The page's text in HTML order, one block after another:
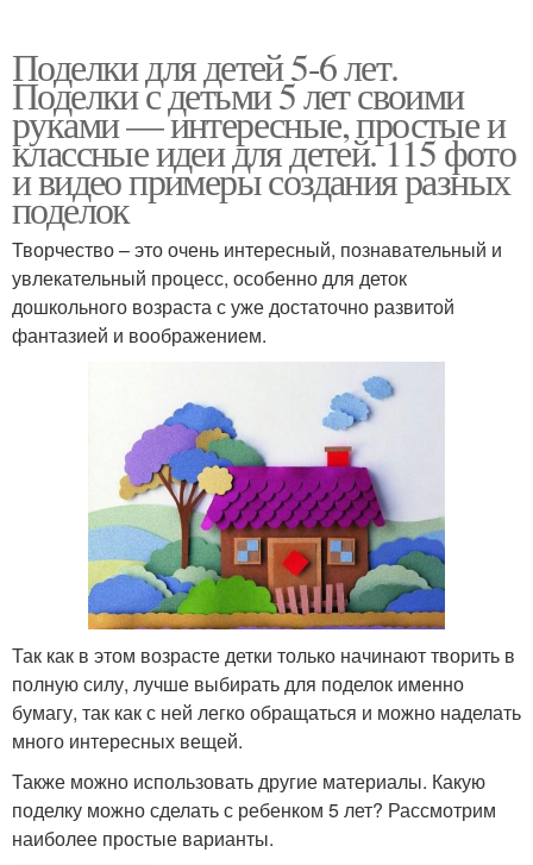
Поделки из мела Поделки из картона
Поделки из фетра
Средства для детей
Поделки из бросового
материала
Полезные поделки
Поделки для детей 5-6 лет.
Поделки с детьми 5 лет своими
руками — интересные, простые и
классные идеи для детей. 115 фото
и видео примеры создания разных
поделок
Творчество – это очень интересный, познавательный и
увлекательный процесс, особенно для деток
дошкольного возраста с уже достаточно развитой
фантазией и воображением.
Так как в этом возрасте детки только начинают творить в
полную силу, лучше выбирать для поделок именно
бумагу, так как с ней легко обращаться и можно наделать
много интересных вещей.
Также можно использовать другие материалы. Какую
поделку можно сделать с ребенком 5 лет? Рассмотрим
наиболее простые варианты.